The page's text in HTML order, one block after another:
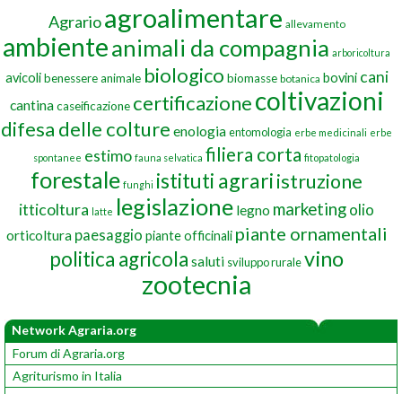
Agrario agroalimentare allevamento
ambienteanimali da compagnia arboricoltura
avicoli benessere animale biologico biomasse botanica bovini cani
cantina caseificazione certificazionecoltivazioni
difesa delle colture enologiaentomologia erbe medicinali erbe
spontanee estimo fauna selvatica filiera corta fitopatologia
forestale funghi istituti agrariistruzione
itticoltura latte legislazione legno marketingolio
orticoltura paesaggio piante officinali piante ornamentali
politica agricola saluti sviluppo ruralevino
zootecnia
Network Agraria.org
Forum di Agraria.org
Agriturismo in Italia